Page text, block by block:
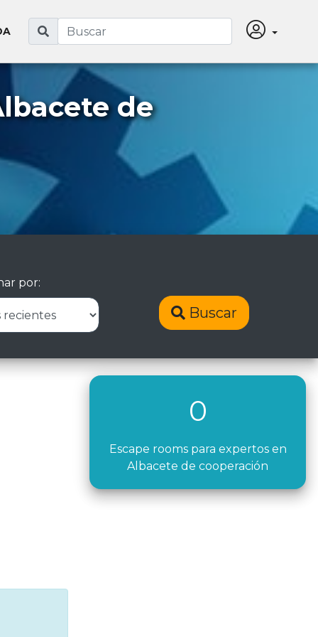
de
por:
Buscar
0
Escape rooms para expertos en
Albacete de cooperación